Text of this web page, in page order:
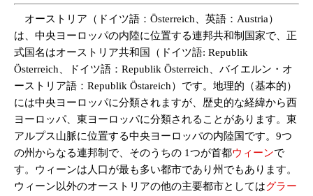
オーストリア（ドイツ語：Österreich、英語：Austria）
は、中央ヨーロッパの内陸に位置する連邦共和制国家で、正
式国名はオーストリア共和国（ドイツ語: Republik
Österreich、ドイツ語：Republik Österreich、バイエルン・オ
ーストリア語：Republik Östareich）です。地理的（基本的）
には中央ヨーロッパに分類されますが、歴史的な経緯から西
ヨーロッパ、東ヨーロッパに分類されることがあります。東
アルプス山脈に位置する中央ヨーロッパの内陸国です。9つ
の州からなる連邦制で、そのうちの 1つが首都ウィーンで
す。ウィーンは人口が最も多い都市であり州でもあります。
ウィーン以外のオーストリアの他の主要都市としてはグラー